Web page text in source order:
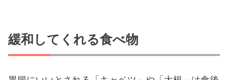
緩和してくれる食べ物